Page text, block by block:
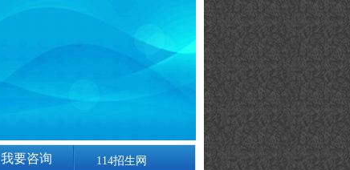
我要咨询 114招生网